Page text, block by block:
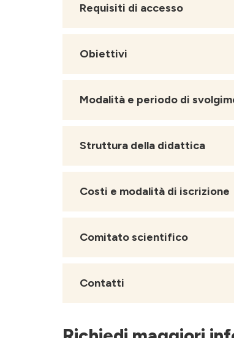
Requisiti di accesso
Obiettivi
Modalità e periodo di
Struttura della didattica
Costi e modalità di iscrizione
Comitato scientifico
Contatti